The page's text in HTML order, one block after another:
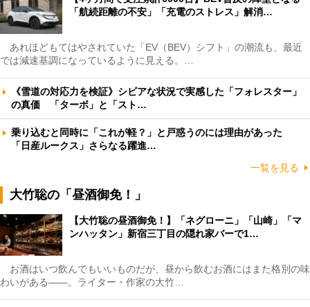
「航続距離の不安」「充電のストレス」解消…
あれほどもてはやされていた「EV（BEV）シフト」の潮流も、最近
では減速基調になっているように見える。…
《雪道の対応力を検証》シビアな状況で実感した「フォレスター」
の真価 「ターボ」と「スト…
乗り込むと同時に「これが軽？」と戸惑うのには理由があった
「日産ルークス」さらなる躍進…
一覧を見る
大竹聡の「昼酒御免！」
【大竹聡の昼酒御免！】「ネグローニ」「山崎」「マ
ンハッタン」新宿三丁目の隠れ家バーで1…
お酒はいつ飲んでもいいものだが、昼から飲むお酒にはまた格別の味
わいがある――。ライター・作家の大竹…